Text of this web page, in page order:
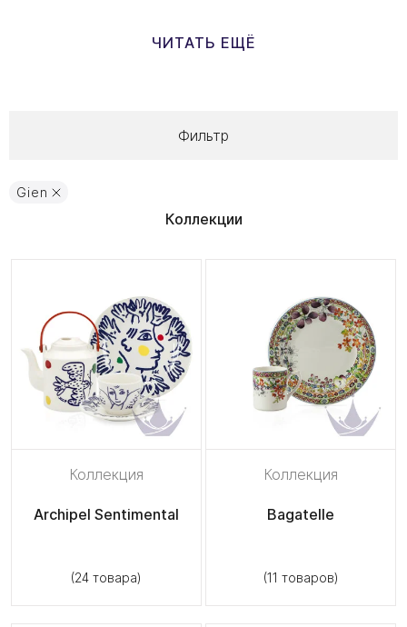
ЧИТАТЬ ЕЩЁ
Фильтр
Gien
Коллекции
Коллекция
Archipel Sentimental
(24 товара)
Коллекция
Bagatelle
(11 товаров)